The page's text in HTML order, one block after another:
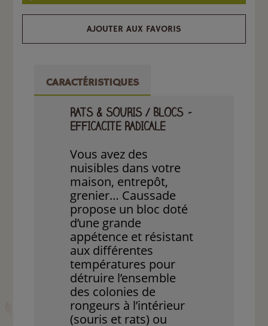
AJOUTER AUX FAVORIS
CARACTÉRISTIQUES
RATS & SOURIS / BLOCS –
EFFICACITE RADICALE
Vous avez des
nuisibles dans votre
maison, entrepôt,
grenier… Caussade
propose un bloc doté
d’une grande
appétence et résistant
aux différentes
températures pour
détruire l’ensemble
des colonies de
rongeurs à l’intérieur
(souris et rats) ou